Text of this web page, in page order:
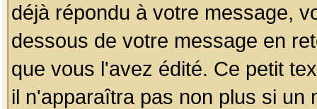
déjà répondu à votre message,
dessous de votre message en
que vous l'avez édité. Ce petit
il n'apparaîtra pas non plus si un